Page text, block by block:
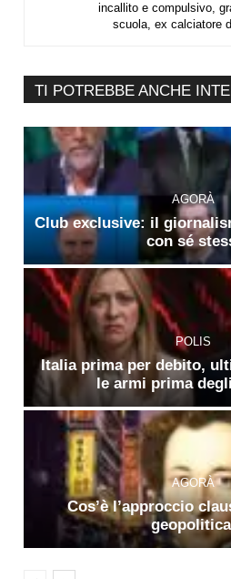
incallito e compulsivo,
scuola, ex calciatore
TI POTREBBE ANCHE
AGORÀ
Club exclusive: il
con sé
POLIS
Italia prima per debito,
le armi prima
AGORÀ
Cos’è l’approccio